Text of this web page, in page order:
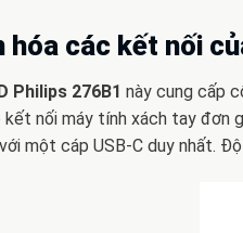
hóa các kết nối
Philips 276B1 này cung cấp
kết nối máy tính xách tay đơn
một cáp USB-C duy nhất.